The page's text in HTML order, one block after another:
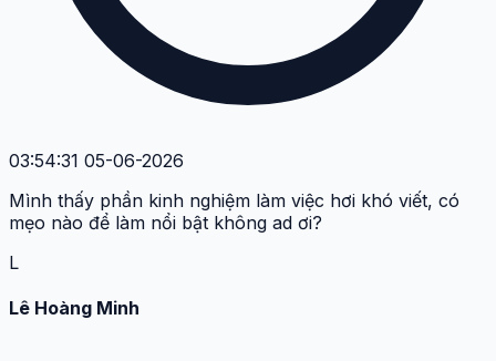
03:54:31 05-06-2026
Mình thấy phần kinh nghiệm làm việc hơi khó viết, có
mẹo nào để làm nổi bật không ad ơi?
L
Lê Hoàng Minh